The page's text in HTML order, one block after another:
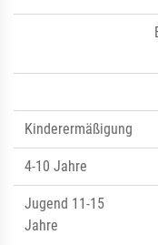
Kinderermäßigung
4-10 Jahre
Jugend 11-15
Jahre